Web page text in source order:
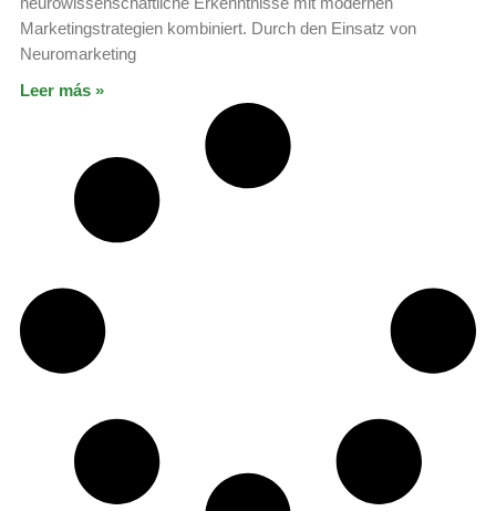
Marketingstrategien kombiniert. Durch den Einsatz von
Neuromarketing
Leer más »